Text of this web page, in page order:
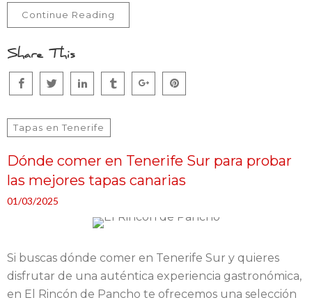
Continue Reading
Share This
Tapas en Tenerife
Dónde comer en Tenerife Sur para probar
las mejores tapas canarias
01/03/2025
Si buscas dónde comer en Tenerife Sur y quieres
disfrutar de una auténtica experiencia gastronómica,
en El Rincón de Pancho te ofrecemos una selección